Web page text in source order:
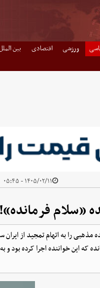
ورزشی اقتصادی بین
۱۴۰۵/۰۲/۱۱ - ۰۵:۴۵
«سلام فرمانده»!
این خواننده اجرا کرده بود و